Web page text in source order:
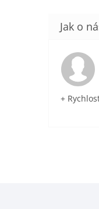
+